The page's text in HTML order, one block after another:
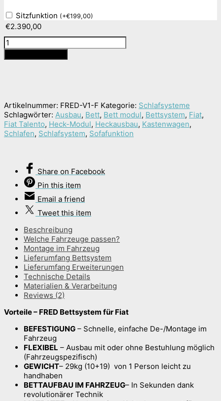
Sitzfunktion (+€199,00)
€2.390,00
FRED
Bettsystem
Fiat
Artikelnummer: FRED-V1-F Kategorie: Schlafsysteme
Schlagwörter: Ausbau, Bett, Bett modul, Bettsystem, Fiat,
Fiat Talento, Heck-Modul, Heckausbau, Kastenwagen,
Schlafen, Schlafsystem, Sofafunktion
Share on Facebook
Pin this item
Email a friend
Tweet this item
Beschreibung
Welche Fahrzeuge passen?
Montage im Fahrzeug
Lieferumfang Bettsystem
Lieferumfang Erweiterungen
Technische Details
Materialien & Verarbeitung
Reviews (2)
Vorteile – FRED Bettsystem für Fiat
BEFESTIGUNG – Schnelle, einfache De-/Montage im
Fahrzeug
FLEXIBEL – Ausbau mit oder ohne Bestuhlung möglich
(Fahrzeugspezifisch)
GEWICHT– 29kg (10+19) von 1 Person leicht zu
handhaben
BETTAUFBAU IM FAHRZEUG– In Sekunden dank
revolutionärer Technik